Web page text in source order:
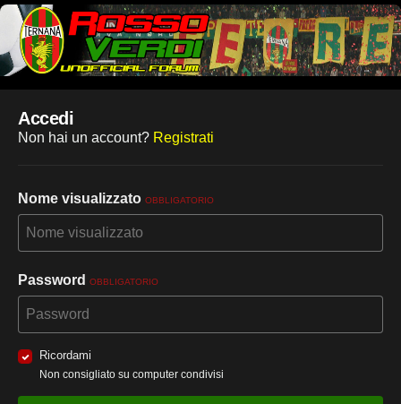
Accedi
Non hai un account? Registrati
Nome visualizzato OBBLIGATORIO
Password OBBLIGATORIO
Ricordami
Non consigliato su computer condivisi